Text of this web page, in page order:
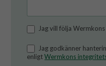
Jag vill följa
Jag godkänner
enligtWermkons